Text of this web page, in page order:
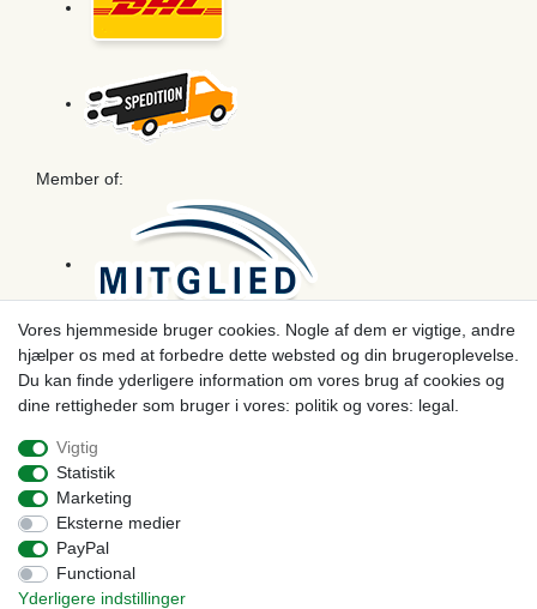
Member of:
Betaling
Vores hjemmeside bruger cookies. Nogle af dem er vigtige, andre
hjælper os med at forbedre dette websted og din brugeroplevelse.
Du kan finde yderligere information om vores brug af cookies og
dine rettigheder som bruger i vores: politik og vores: legal.
Vigtig
Statistik
Marketing
Eksterne medier
PayPal
Functional
Yderligere indstillinger